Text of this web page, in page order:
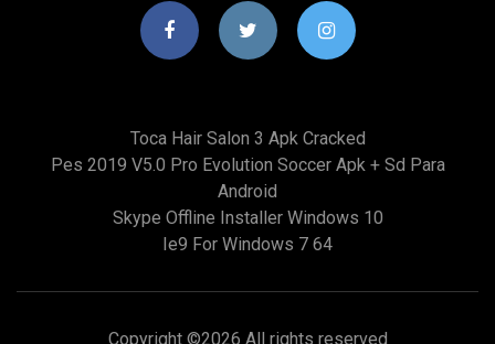
Toca Hair Salon 3 Apk Cracked
Pes 2019 V5.0 Pro Evolution Soccer Apk + Sd Para
Android
Skype Offline Installer Windows 10
Ie9 For Windows 7 64
Copyright ©2026 All rights reserved